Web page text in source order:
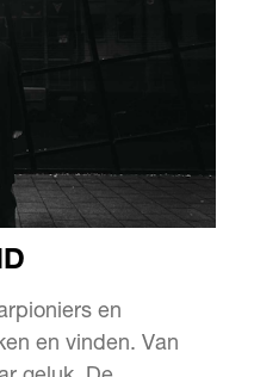
warm bad bleek …
en
en vinden. Van